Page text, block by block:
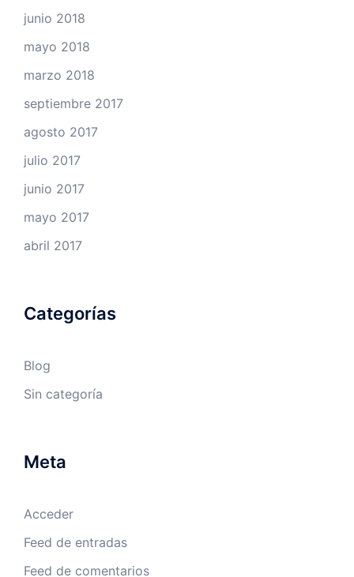
junio 2018
mayo 2018
marzo 2018
septiembre 2017
agosto 2017
julio 2017
junio 2017
mayo 2017
abril 2017
Categorías
Blog
Sin categoría
Meta
Acceder
Feed de entradas
Feed de comentarios